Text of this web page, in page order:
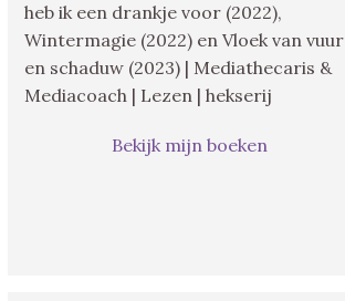
heb ik een drankje voor (2022),
Wintermagie (2022) en Vloek van vuur
en schaduw (2023) | Mediathecaris &
Mediacoach | Lezen | hekserij
Bekijk mijn boeken